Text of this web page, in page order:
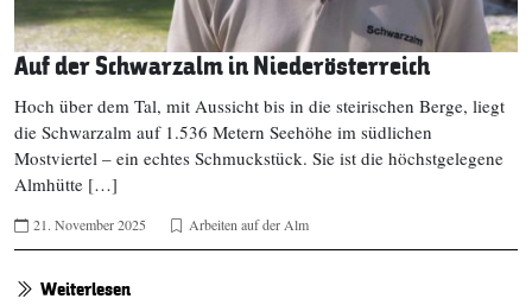
Auf der Schwarzalm in Niederösterreich
Hoch über dem Tal, mit Aussicht bis in die steirischen Berge, liegt
die Schwarzalm auf 1.536 Metern Seehöhe im südlichen
Mostviertel – ein echtes Schmuckstück. Sie ist die höchstgelegene
Almhütte […]
21. November 2025 Arbeiten auf der Alm
Weiterlesen